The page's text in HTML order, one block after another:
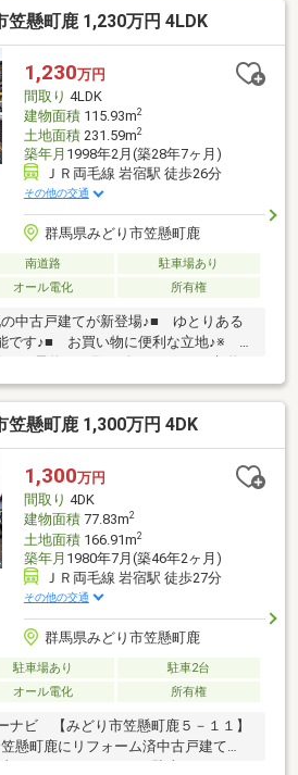
笠懸町鹿 1,230万円 4LDK
1,230万円
間取り 4LDK
建物面積115.93m2
土地面積231.59m2
築年月 1998年2月(築28年7ヶ月)
ＪＲ両毛線 岩宿駅 徒歩26分
その他の交通
群馬県みどり市笠懸町鹿
南道路
駐車場あり
オール電化 所有権
中古戸建てが新登場♪■ ゆとりある
です♪■ お買い物に便利な立地♪※ 現
ーー Ｌｉｆｅ Ｉｎｆｏｒｍａｔ
笠懸小学校：徒歩２５分♪□ 笠懸
懸いずみ保育園：徒歩１２分♪□ セ
徒歩７分♪□ クスリのアオキ笠懸店：
トスーパーやましろや笠懸店：徒歩
笠懸町鹿 1,300万円 4DK
1,300万円
間取り 4DK
建物面積77.83m2
土地面積166.91m2
築年月 1980年7月(築46年2ヶ月)
ＪＲ両毛線 岩宿駅 徒歩27分
その他の交通
群馬県みどり市笠懸町鹿
駐車場あり
駐車2台
オール電化 所有権
ビ 【みどり市笠懸町鹿５－１１】
懸町鹿にリフォーム済中古戸建て